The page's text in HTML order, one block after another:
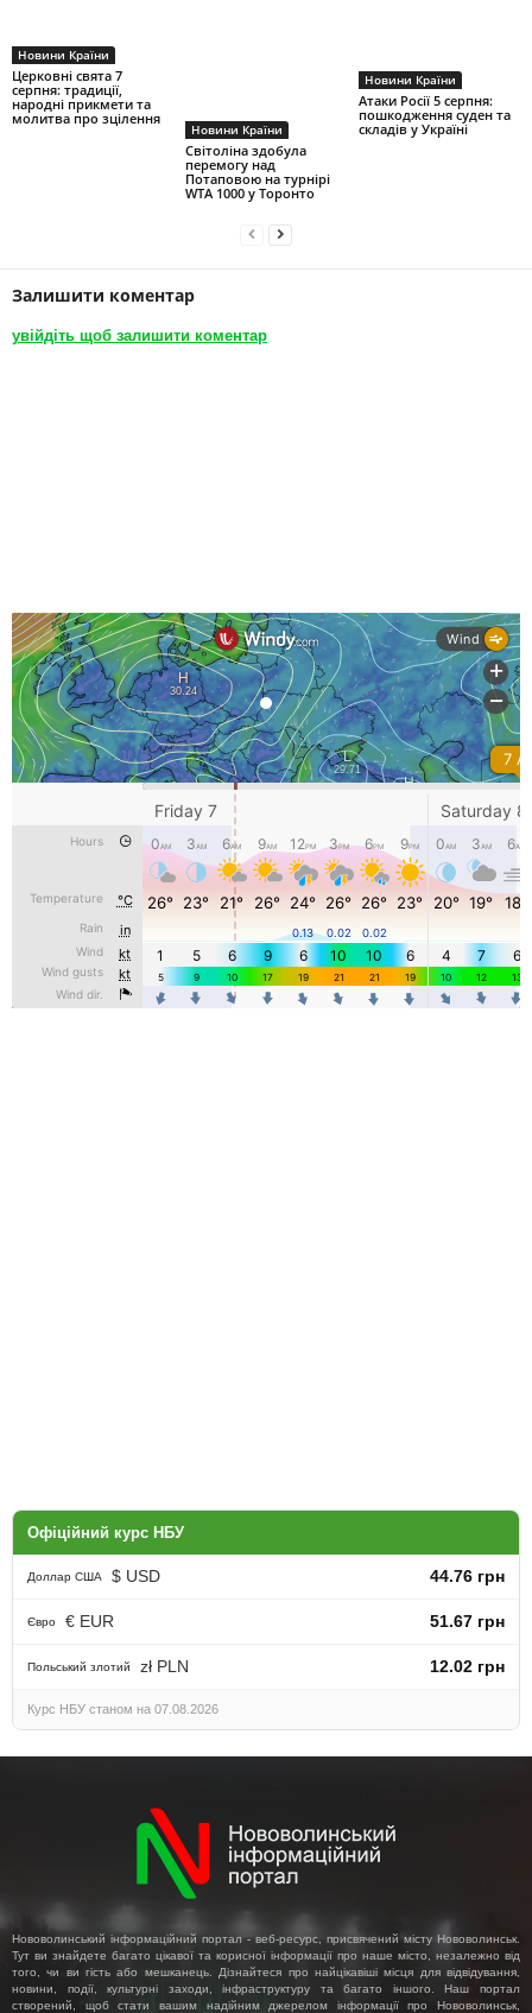
Новини Країни
Церковні свята 7
серпня: традиції,
народні прикмети та
молитва про зцілення
Новини Країни
Світоліна здобула
перемогу над
Потаповою на турнірі
WTA 1000 у Торонто
Новини Країни
Атаки Росії 5 серпня:
пошкодження суден та
складів у Україні
Залишити коментар
увійдіть щоб залишити коментар
Офіційний курс НБУ
Доллар США $ USD 44.76 грн
Євро € EUR 51.67 грн
Польський злотий zł PLN 12.02 грн
Курс НБУ станом на 07.08.2026
Нововолинський інформаційний портал - веб-ресурс, присвячений місту Нововолинськ.
Тут ви знайдете багато цікавої та корисної інформації про наше місто, незалежно від
того, чи ви гість або мешканець. Дізнайтеся про найцікавіші місця для відвідування,
новини, події, культурні заходи, інфраструктуру та багато іншого. Наш портал
створений, щоб стати вашим надійним джерелом інформації про Нововолинськ,